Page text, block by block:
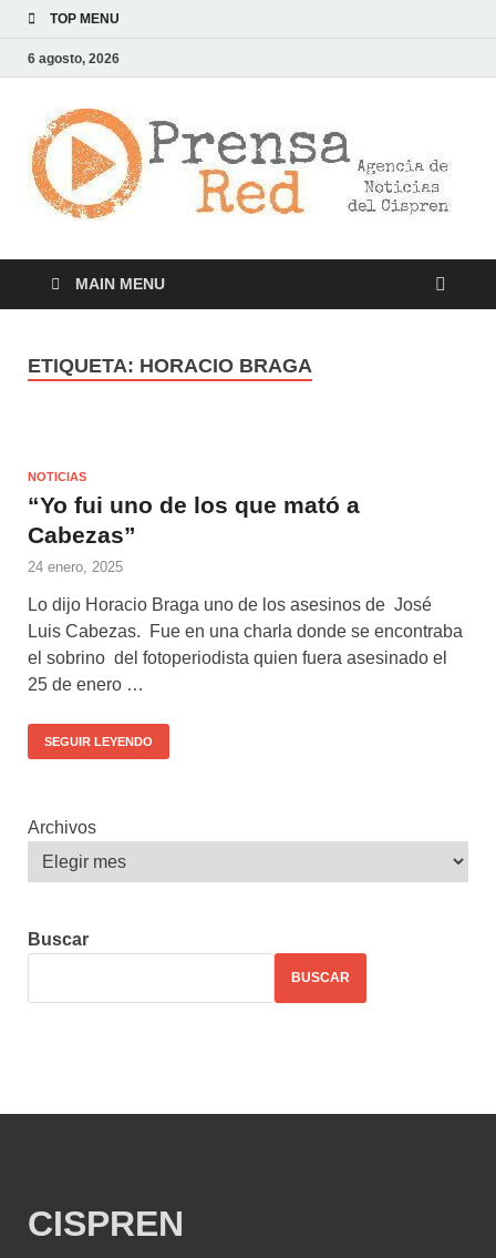
TOP MENU
6 agosto, 2026
MAIN MENU
ETIQUETA: HORACIO BRAGA
NOTICIAS
“Yo fui uno de los que mató a
Cabezas”
24 enero, 2025
Lo dijo Horacio Braga uno de los asesinos de José
Luis Cabezas. Fue en una charla donde se encontraba
el sobrino del fotoperiodista quien fuera asesinado el
25 de enero …
SEGUIR LEYENDO
Archivos
Buscar
BUSCAR
CISPREN